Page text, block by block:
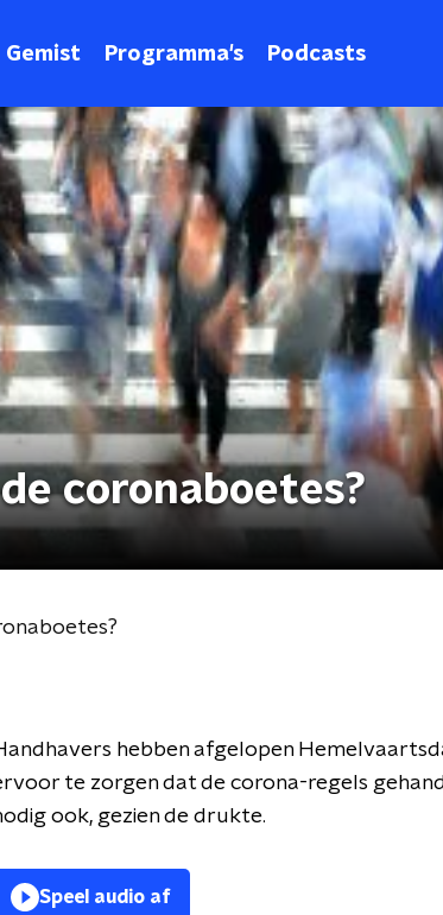
Gemist Programma's Podcasts
coronaboetes?
hebben afgelopen
te zorgen dat de corona-regels
ook, gezien de drukte.
Speel audio af